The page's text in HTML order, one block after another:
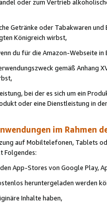
oder zum Vertrieb
Getränke oder Tabakwaren
Königreich wirbst,
du für die Amazon-Webseite in
gemäß Anhang
bei der es sich um ein
oder eine Dienstleistung in
im Rahmen
auf Mobiltelefonen, Tablets
Folgendes:
App-Stores von Google Play,
heruntergeladen werden
Inhalte haben,